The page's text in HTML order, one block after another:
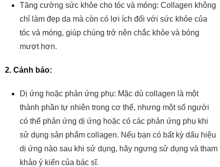
Tăng cường sức khỏe cho tóc và móng: Collagen không
chỉ làm đẹp da mà còn có lợi ích đối với sức khỏe của
tóc và móng, giúp chúng trở nên chắc khỏe và bóng
mượt hơn.
2. Cảnh báo:
Dị ứng hoặc phản ứng phụ: Mặc dù collagen là một
thành phần tự nhiên trong cơ thể, nhưng một số người
có thể phản ứng dị ứng hoặc có các phản ứng phụ khi
sử dụng sản phẩm collagen. Nếu bạn có bất kỳ dấu hiệu
dị ứng nào sau khi sử dụng, hãy ngưng sử dụng và tham
khảo ý kiến của bác sĩ.